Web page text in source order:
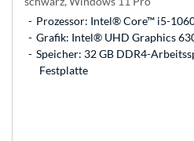
Prozessor: Intel® Core™ i5-
Grafik: Intel® UHD Graphics
Speicher: 32 GB DDR4-
Festplatte